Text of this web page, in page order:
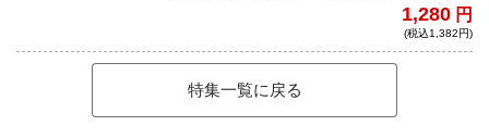
四川料理の技法を使って旨味を最大限に引
き出し、花椒の香り、痺れと相まって最後
まで飲み干せる一杯。一度食べたら必ずも
1,280 円
(税込1,382円)
特集一覧に戻る